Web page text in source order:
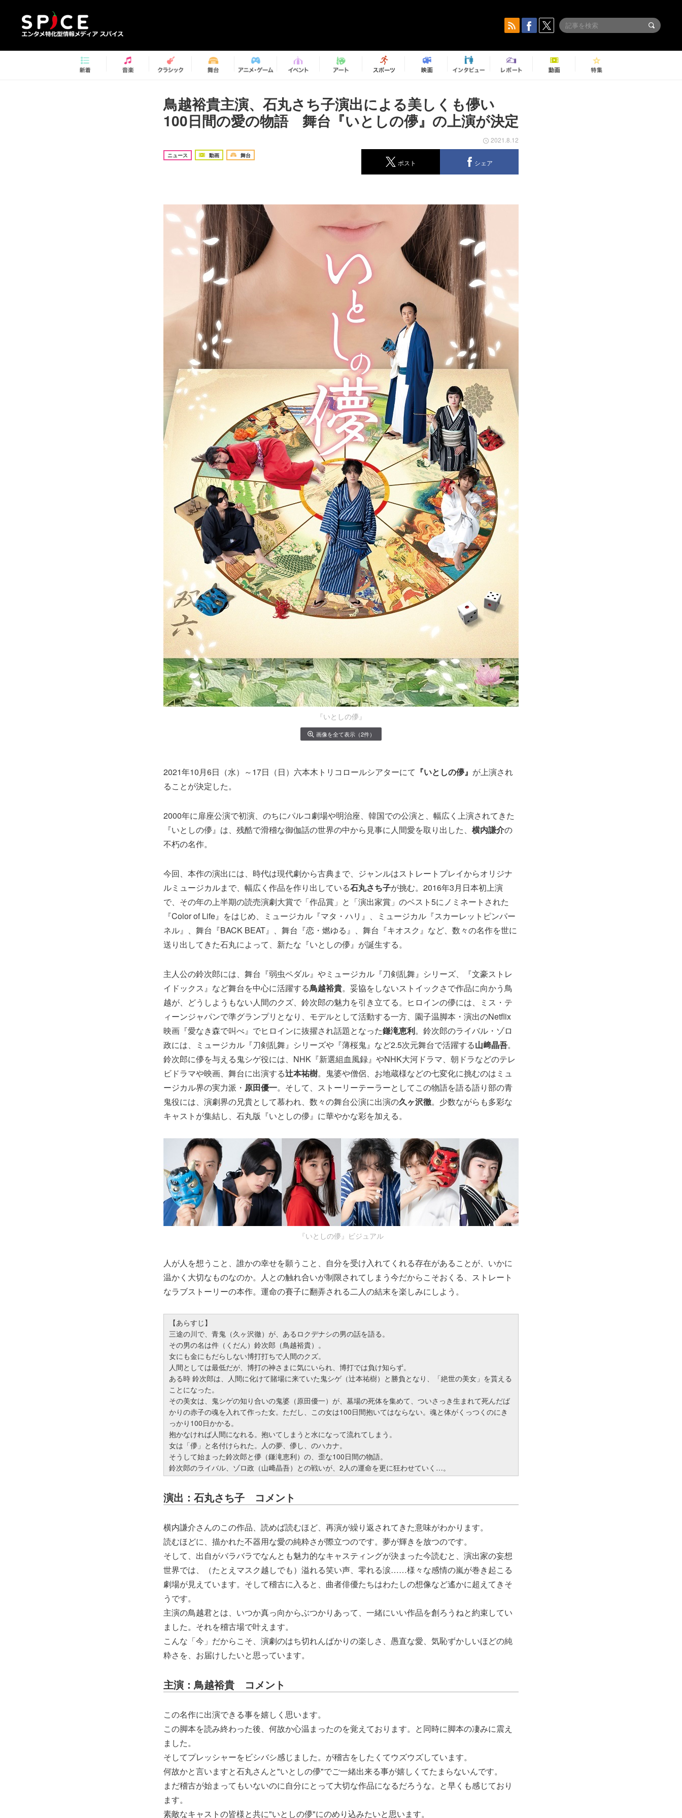
鳥越裕貴主演、石丸さち子演出による美しくも儚い
100日間の愛の物語 舞台『いとしの儚』の上演が決定
ニュース 動画 舞台
2021.8.12
ポスト シェア
『いとしの儚』
画像を全て表示（2件）
2021年10月6日（水）～17日（日）六本木トリコロールシアターにて 『いとしの儚』 が上演され
ることが決定した。
2000年に扉座公演で初演、のちにパルコ劇場や明治座、韓国での公演と、幅広く上演されてきた
『いとしの儚』は、残酷で滑稽な御伽話の世界の中から見事に人間愛を取り出した、 横内謙介の
不朽の名作。
今回、本作の演出には、時代は現代劇から古典まで、ジャンルはストレートプレイからオリジナ
ルミュージカルまで、幅広く作品を作り出している石丸さち子が挑む。2016年3月日本初上演
で、その年の上半期の読売演劇大賞で「作品賞」と「演出家賞」のベスト5にノミネートされた
『Color of Life』をはじめ、ミュージカル『マタ・ハリ』、ミュージカル『スカーレットピンパー
ネル』、舞台『BACK BEAT』、舞台『恋・燃ゆる』、舞台『キオスク』など、数々の名作を世に
送り出してきた石丸によって、新たな『いとしの儚』が誕生する。
主人公の鈴次郎には、舞台『弱虫ペダル』やミュージカル『刀剣乱舞』シリーズ、『文豪ストレ
イドックス』など舞台を中心に活躍する鳥越裕貴。妥協をしないストイックさで作品に向かう鳥
越が、どうしようもない人間のクズ、鈴次郎の魅力を引き立てる。ヒロインの儚には、ミス・テ
ィーンジャパンで準グランプリとなり、モデルとして活動する一方、園子温脚本・演出のNetflix
映画『愛なき森で叫べ』でヒロインに抜擢され話題となった鎌滝恵利。鈴次郎のライバル・ゾロ
政には、ミュージカル『刀剣乱舞』シリーズや『薄桜鬼』など2.5次元舞台で活躍する山﨑晶吾。
鈴次郎に儚を与える鬼シゲ役には、NHK『新選組血風録』やNHK大河ドラマ、朝ドラなどのテレ
ビドラマや映画、舞台に出演する辻本祐樹。鬼婆や僧侶、お地蔵様などの七変化に挑むのはミュ
ージカル界の実力派・ 原田優一。そして、ストーリーテーラーとしてこの物語を語る語り部の青
鬼役には、演劇界の兄貴として慕われ、数々の舞台公演に出演の久ヶ沢徹。少数ながらも多彩な
キャストが集結し、石丸版『いとしの儚』に華やかな彩を加える。
『いとしの儚』ビジュアル
人が人を想うこと、誰かの幸せを願うこと、自分を受け入れてくれる存在があることが、いかに
温かく大切なものなのか。人との触れ合いが制限されてしまう今だからこそおくる、ストレート
なラブストーリーの本作。運命の賽子に翻弄される二人の結末を楽しみにしよう。
【あらすじ】
三途の川で、青鬼（久ヶ沢徹）が、あるロクデナシの男の話を語る。
その男の名は件（くだん）鈴次郎（鳥越裕貴）。
女にも金にもだらしない博打打ちで人間のクズ。
人間としては最低だが、博打の神さまに気にいられ、博打では負け知らず。
ある時 鈴次郎は、人間に化けて賭場に来ていた鬼シゲ（辻本祐樹）と勝負となり、「絶世の美女」を貰える
ことになった。
その美女は、鬼シゲの知り合いの鬼婆（原田優一）が、墓場の死体を集めて、ついさっき生まれて死んだば
かりの赤子の魂を入れて作った女。ただし、この女は100日間抱いてはならない。魂と体がくっつくのにき
っかり100日かかる。
抱かなければ人間になれる。抱いてしまうと水になって流れてしまう。
女は「儚」と名付けられた。人の夢、儚し、のハカナ。
そうして始まった鈴次郎と儚（鎌滝恵利）の、歪な100日間の物語。
鈴次郎のライバル、ゾロ政（山﨑晶吾）との戦いが、2人の運命を更に狂わせていく…。
演出：石丸さち子 コメント
横内謙介さんのこの作品、読めば読むほど、再演が繰り返されてきた意味がわかります。
読むほどに、描かれた不器用な愛の純粋さが際立つのです。夢が輝きを放つのです。
そして、出自がバラバラでなんとも魅力的なキャスティングが決まった今読むと、演出家の妄想
世界では、（たとえマスク越しでも）溢れる笑い声、零れる涙……様々な感情の嵐が巻き起こる
劇場が見えています。そして稽古に入ると、曲者俳優たちはわたしの想像など遙かに超えてきそ
うです。
主演の鳥越君とは、いつか真っ向からぶつかりあって、一緒にいい作品を創ろうねと約束してい
ました。それを稽古場で叶えます。
こんな「今」だからこそ、演劇のはち切れんばかりの楽しさ、愚直な愛、気恥ずかしいほどの純
粋さを、お届けしたいと思っています。
主演：鳥越裕貴 コメント
この名作に出演できる事を嬉しく思います。
この脚本を読み終わった後、何故か心温まったのを覚えております。と同時に脚本の凄みに震え
ました。
そしてプレッシャーをビシバシ感じました。が稽古をしたくてウズウズしています。
何故かと言いますと石丸さんと"いとしの儚"でご一緒出来る事が嬉しくてたまらないんです。
まだ稽古が始まってもいないのに自分にとって大切な作品になるだろうな。と早くも感じており
ます。
素敵なキャストの皆様と共に"いとしの儚"にのめり込みたいと思います。